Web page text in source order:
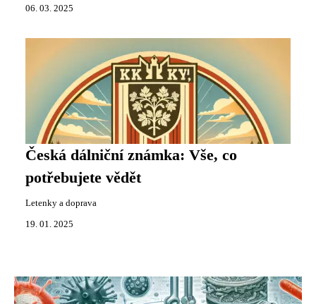
06. 03. 2025
Česká dálniční známka: Vše, co
potřebujete vědět
Letenky a doprava
19. 01. 2025